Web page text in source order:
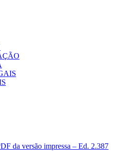
da versão impressa – Ed. 2.387